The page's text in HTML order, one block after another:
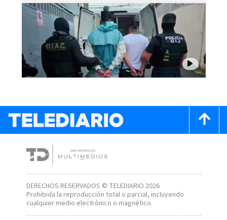
DERECHOS RESERVADOS © TELEDIARIO 2026
Prohibida la reproducción total o parcial, incluyendo
cualquier medio electrónico o magnético.